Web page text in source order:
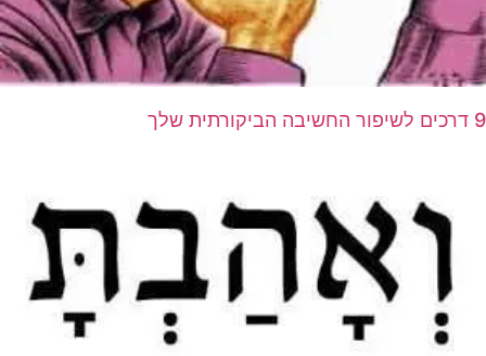
9 דרכים לשיפור החשיבה הביקורתית שלך